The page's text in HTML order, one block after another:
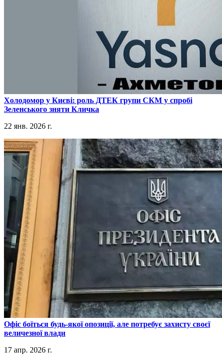
​Холодомор у Києві: роль ДТЕК групи СКМ у спробі
Зеленського зняти Кличка
22 янв. 2026 г.
​Офіс боїться будь-якої опозиції, але потребує захисту своєї
величезної влади
17 апр. 2026 г.